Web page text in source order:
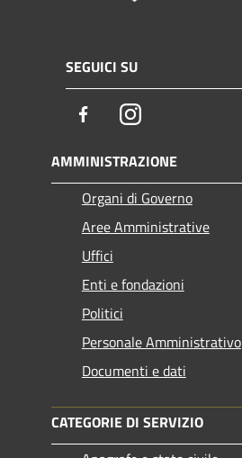
SEGUICI SU
FacebookInstagram
AMMINISTRAZIONE
Organi di Governo
Aree Amministrative
Uffici
Enti e fondazioni
Politici
Personale Amministrativo
Documenti e dati
CATEGORIE DI SERVIZIO